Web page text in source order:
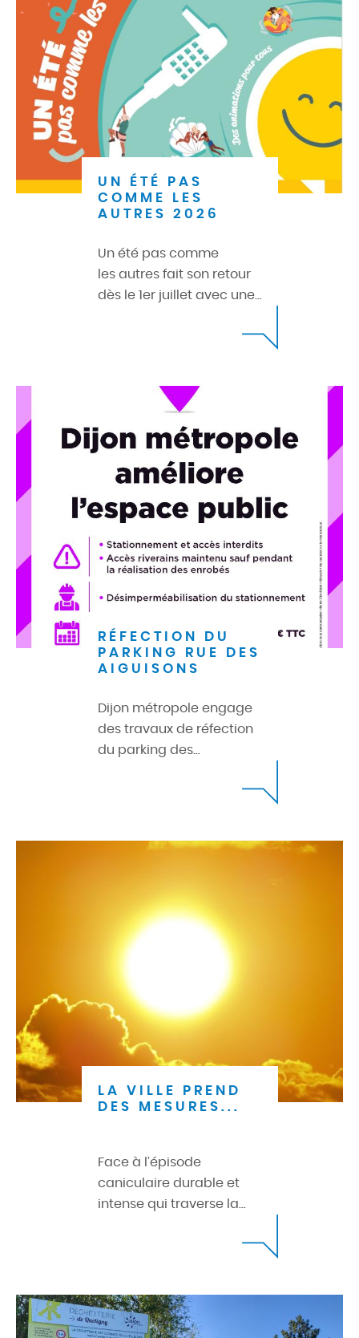
UN ÉTÉ PAS
COMME LES
AUTRES 2026
Un été pas comme
les autres fait son retour
dès le 1er juillet avec une...
RÉFECTION DU
PARKING RUE DES
AIGUISONS
Dijon métropole engage
des travaux de réfection
du parking des...
LA VILLE PREND
DES MESURES...
Face à l’épisode
caniculaire durable et
intense qui traverse la...